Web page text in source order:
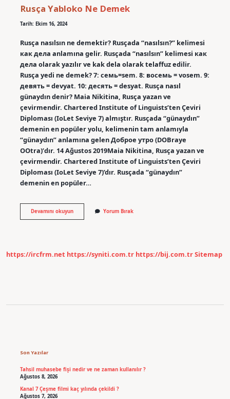
Rusça Yabloko Ne Demek
Tarih: Ekim 16, 2024
Rusça nasılsın ne demektir? Rusçada “nasılsın?” kelimesi
как дела anlamına gelir. Rusçada “nasılsın” kelimesi как
дела olarak yazılır ve kak dela olarak telaffuz edilir.
Rusça yedi ne demek? 7: семь=sem. 8: восемь = vosem. 9:
девять = devyat. 10: десять = desyat. Rusça nasıl
günaydın denir? Maia Nikitina, Rusça yazan ve
çevirmendir. Chartered Institute of Linguists’ten Çeviri
Diploması (IoLet Seviye 7) almıştır. Rusçada “günaydın”
demenin en popüler yolu, kelimenin tam anlamıyla
“günaydın” anlamına gelen Доброе утро (DOBraye
OOtra)’dır. 14 Ağustos 2019Maia Nikitina, Rusça yazan ve
çevirmendir. Chartered Institute of Linguists’ten Çeviri
Diploması (IoLet Seviye 7)’dır. Rusçada “günaydın”
demenin en popüler…
Devamını okuyunRusça
Yabloko
Yorum Bırak
https://ircfrm.net https://syniti.com.tr https://bij.com.trSitemap
Son Yazılar
Tahsil muhasebe fişi nedir ve ne zaman kullanılır ?
Ağustos 8, 2026
Kanal 7 Çeşme filmi kaç yılında çekildi ?
Ağustos 7, 2026